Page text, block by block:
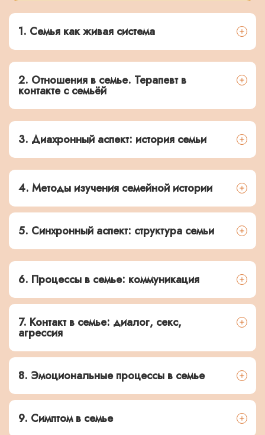
1. Семья как живая система
2. Отношения в семье. Терапевт в
контакте с семьёй
3. Диахронный аспект: история семьи
4. Методы изучения семейной истории
5. Синхронный аспект: структура семьи
6. Процессы в семье: коммуникация
7. Контакт в семье: диалог, секс,
агрессия
8. Эмоциональные процессы в семье
9. Симптом в семье